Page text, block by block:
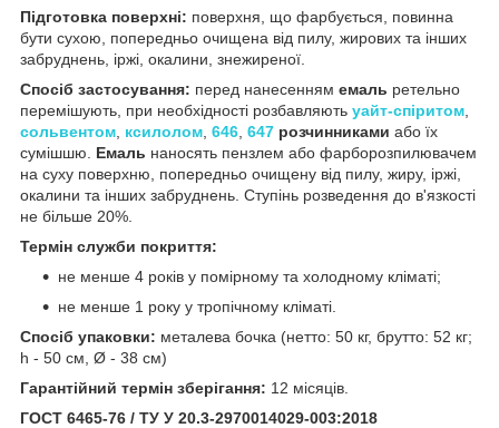
Підготовка поверхні: поверхня, що фарбується, повинна
бути сухою, попередньо очищена від пилу, жирових та інших
забруднень, іржі, окалини, знежиреної.
Спосіб застосування: перед нанесенням емаль ретельно
перемішують, при необхідності розбавляють уайт-спіритом
сольвентом ксилолом 646 647 розчинниками або їх
сумішшю. Емаль наносять пензлем або фарборозпилювачем
на суху поверхню, попередньо очищену від пилу, жиру, іржі,
окалини та інших забруднень. Ступінь розведення до в'язкості
не більше 20%.
Термін служби покриття:
не менше 4 років у помірному та холодному кліматі;
не менше 1 року у тропічному кліматі.
Спосіб упаковки: металева бочка (нетто: 50 кг, брутто: 52 кг;
h - 50 см, Ø - 38 см)
Гарантійний термін зберігання: 12 місяців.
ГОСТ 6465-76 / ТУ У 20.3-2970014029-003:2018